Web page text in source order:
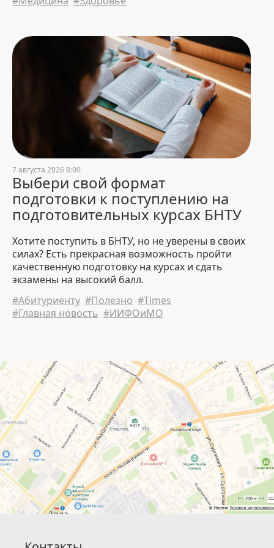
БНТУ – дипломант
республиканского конкурса
«Лучший экспортер 2025 года»
31 July 2026 16:02 878
В Китае прошли переговоры
между БНТУ, Нанкинским
университетом и Sinomach
Digital Technology Corporation
31 July 2026 15:47 885
7 августа 2026 8:00
Выбери свой формат
подготовки к поступлению на
подготовительных курсах БНТУ
Хотите поступить в БНТУ, но не уверены в своих
силах? Есть прекрасная возможность пройти
качественную подготовку на курсах и сдать
экзамены на высокий балл.
#Абитуриенту #Полезно #Times
#Главная новость #ИИФОиМО